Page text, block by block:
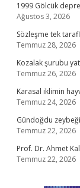
1999 Gölcük
Ağustos 3, 2026
Sözleşme tek
Temmuz 28, 2026
Kozalak şurubu
Temmuz 26, 2026
Karasal iklimin
Temmuz 24, 2026
Gündoğdu
Temmuz 22, 2026
Prof. Dr. Ahmet
Temmuz 22, 2026